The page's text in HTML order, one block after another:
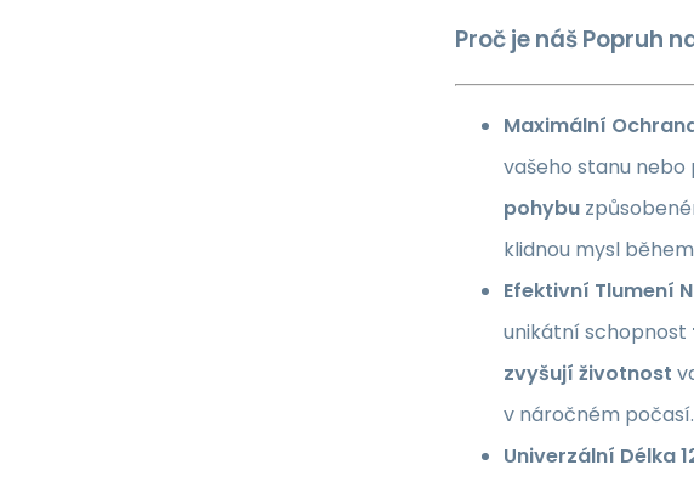
Proč je náš Popruh
Maximální
vašeho stanu
pohybu
klidnou mysl
Efektivní Tlumení
unikátní schopnost
zvyšují životnost
v náročném počasí.
Univerzální Délka